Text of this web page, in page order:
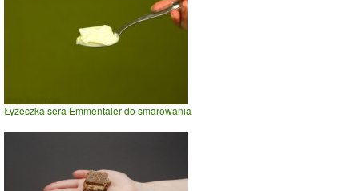
Łyżeczka sera Emmentaler do smarowania